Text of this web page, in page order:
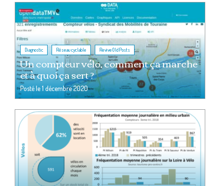
Diagnostic , Réseau cyclable , ReviveOldPosts
Un compteur vélo, comment ça marche
et à quoi ça sert ?
Posté le1 décembre 2020